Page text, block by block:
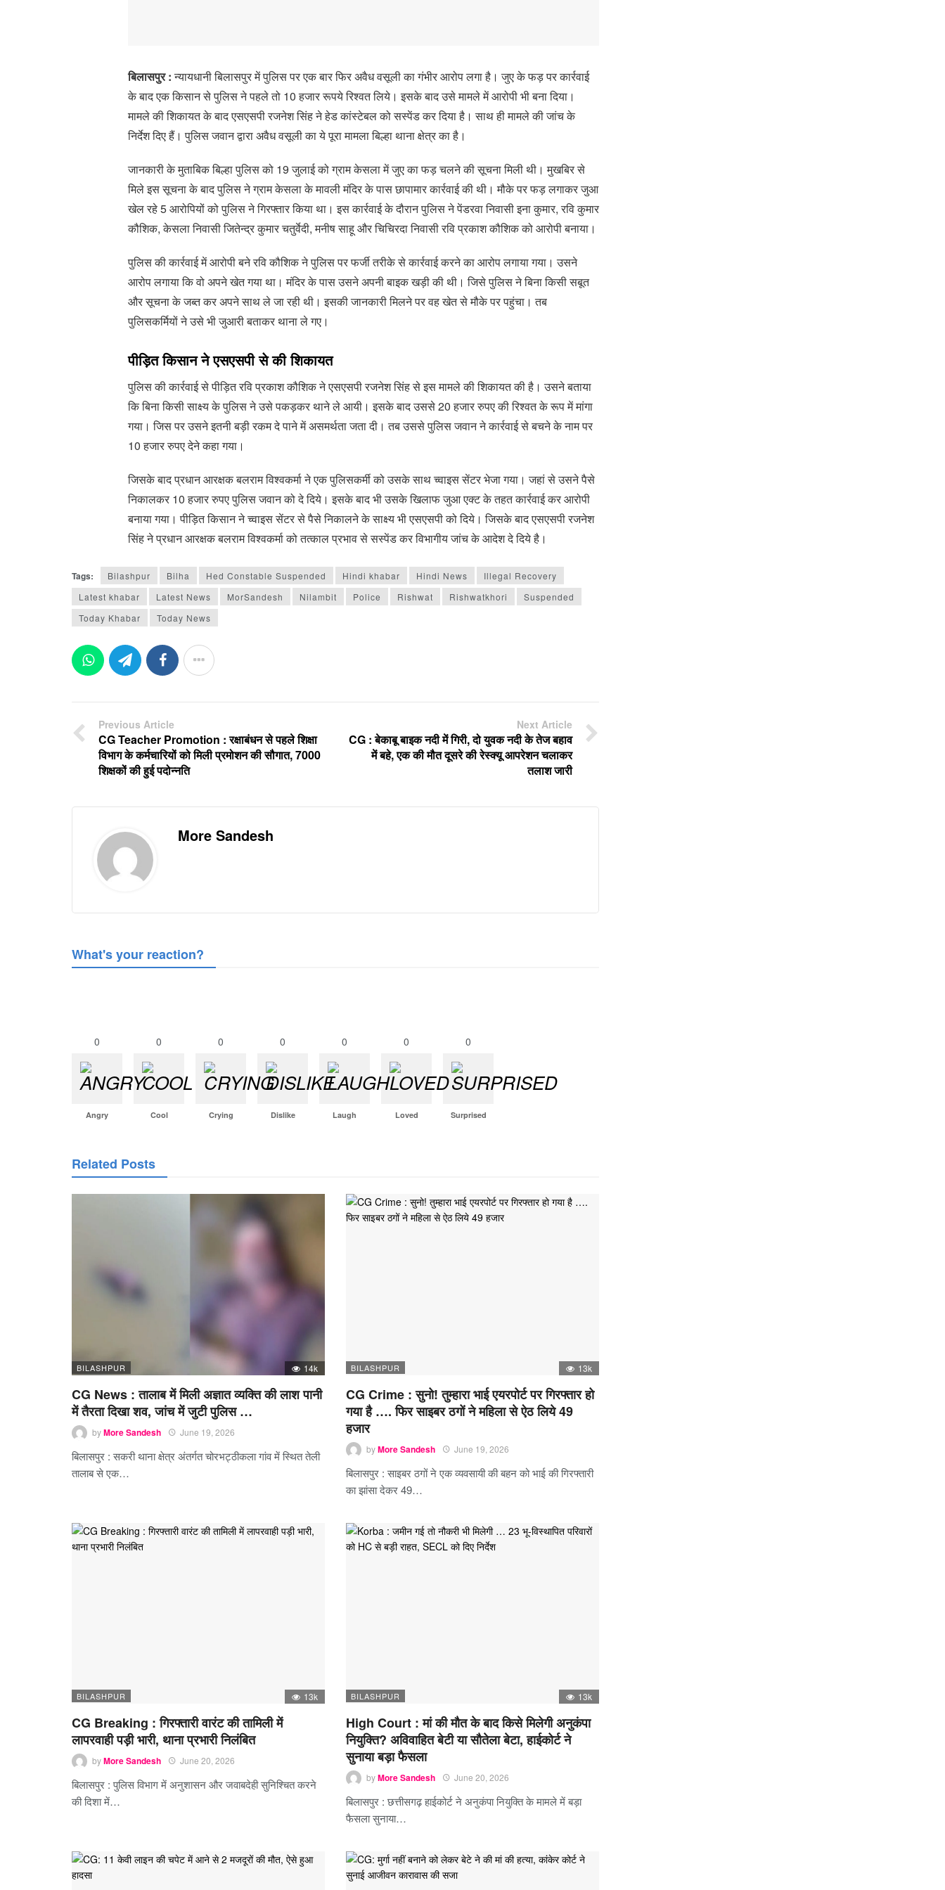
बिलासपुर :न्यायधानी बिलासपुर में पुलिस पर एक बार फिर अवैध वसूली का गंभीर आरोप लगा है। जुए के फड़ पर कार्रवाई
के बाद एक किसान से पुलिस ने पहले तो 10 हजार रूपये रिश्वत लिये। इसके बाद उसे मामले में आरोपी भी बना दिया।
मामले की शिकायत के बाद एसएसपी रजनेश सिंह ने हेड कांस्टेबल को सस्पेंड कर दिया है। साथ ही मामले की जांच के
निर्देश दिए हैं। पुलिस जवान द्वारा अवैध वसूली का ये पूरा मामला बिल्हा थाना क्षेत्र का है।
जानकारी के मुताबिक बिल्हा पुलिस को 19 जुलाई को ग्राम केसला में जुए का फड़ चलने की सूचना मिली थी। मुखबिर से
मिले इस सूचना के बाद पुलिस ने ग्राम केसला के मावली मंदिर के पास छापामार कार्रवाई की थी। मौके पर फड़ लगाकर जुआ
खेल रहे 5 आरोपियों को पुलिस ने गिरफ्तार किया था। इस कार्रवाई के दौरान पुलिस ने पेंडरवा निवासी इना कुमार, रवि कुमार
कौशिक, केसला निवासी जितेन्द्र कुमार चतुर्वेदी, मनीष साहू और चिचिरदा निवासी रवि प्रकाश कौशिक को आरोपी बनाया।
पुलिस की कार्रवाई में आरोपी बने रवि कौशिक ने पुलिस पर फर्जी तरीके से कार्रवाई करने का आरोप लगाया गया। उसने
आरोप लगाया कि वो अपने खेत गया था। मंदिर के पास उसने अपनी बाइक खड़ी की थी। जिसे पुलिस ने बिना किसी सबूत
और सूचना के जब्त कर अपने साथ ले जा रही थी। इसकी जानकारी मिलने पर वह खेत से मौके पर पहुंचा। तब
पुलिसकर्मियों ने उसे भी जुआरी बताकर थाना ले गए।
पीड़ित किसान ने एसएसपी से की शिकायत
पुलिस की कार्रवाई से पीड़ित रवि प्रकाश कौशिक ने एसएसपी रजनेश सिंह से इस मामले की शिकायत की है। उसने बताया
कि बिना किसी साक्ष्य के पुलिस ने उसे पकड़कर थाने ले आयी। इसके बाद उससे 20 हजार रुपए की रिश्वत के रूप में मांगा
गया। जिस पर उसने इतनी बड़ी रकम दे पाने में असमर्थता जता दी। तब उससे पुलिस जवान ने कार्रवाई से बचने के नाम पर
10 हजार रुपए देने कहा गया।
जिसके बाद प्रधान आरक्षक बलराम विश्वकर्मा ने एक पुलिसकर्मी को उसके साथ च्वाइस सेंटर भेजा गया। जहां से उसने पैसे
निकालकर 10 हजार रुपए पुलिस जवान को दे दिये। इसके बाद भी उसके खिलाफ जुआ एक्ट के तहत कार्रवाई कर आरोपी
बनाया गया। पीड़ित किसान ने च्वाइस सेंटर से पैसे निकालने के साक्ष्य भी एसएसपी को दिये। जिसके बाद एसएसपी रजनेश
सिंह ने प्रधान आरक्षक बलराम विश्वकर्मा को तत्काल प्रभाव से सस्पेंड कर विभागीय जांच के आदेश दे दिये है।
Tags: Bilashpur Bilha Hed Constable Suspended Hindi khabar Hindi News
Illegal Recovery
Latest khabar
Latest News MorSandesh Nilambit Police Rishwat Rishwatkhori
Suspended
Today Khabar
Today News
Previous Article
CG Teacher Promotion : रक्षाबंधन से पहले शिक्षा
विभाग के कर्मचारियों को मिली प्रमोशन की सौगात, 7000
शिक्षकों की हुई पदोन्नति
Next Article
CG : बेकाबू बाइक नदी में गिरी, दो युवक नदी के तेज बहाव
में बहे, एक की मौत दूसरे की रेस्क्यू आपरेशन चलाकर
तलाश जारी
More Sandesh
What's your reaction?
0
Angry
0
Cool
0
Crying
0
Dislike
0
Laugh
0
Loved
0
Surprised
Related Posts
BILASHPUR 14k
CG News : तालाब में मिली अज्ञात व्यक्ति की लाश पानी
में तैरता दिखा शव, जांच में जुटी पुलिस …
byMore Sandesh June 19, 2026
बिलासपुर : सकरी थाना क्षेत्र अंतर्गत चोरभट्ठीकला गांव में स्थित तेली
तालाब से एक…
BILASHPUR 13k
CG Crime : सुनो! तुम्हारा भाई एयरपोर्ट पर गिरफ्तार हो
गया है …. फिर साइबर ठगों ने महिला से ऐठ लिये 49
हजार
byMore Sandesh June 19, 2026
बिलासपुर : साइबर ठगों ने एक व्यवसायी की बहन को भाई की गिरफ्तारी
का झांसा देकर 49…
BILASHPUR 13k
CG Breaking : गिरफ्तारी वारंट की तामिली में
लापरवाही पड़ी भारी, थाना प्रभारी निलंबित
byMore Sandesh June 20, 2026
बिलासपुर : पुलिस विभाग में अनुशासन और जवाबदेही सुनिश्चित करने
की दिशा में…
BILASHPUR 13k
High Court : मां की मौत के बाद किसे मिलेगी अनुकंपा
नियुक्ति? अविवाहित बेटी या सौतेला बेटा, हाईकोर्ट ने
सुनाया बड़ा फैसला
byMore Sandesh June 20, 2026
बिलासपुर : छत्तीसगढ़ हाईकोर्ट ने अनुकंपा नियुक्ति के मामले में बड़ा
फैसला सुनाया…